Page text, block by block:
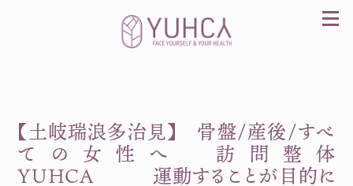
カラダを整え、習慣を変えて、心を前向きに。産
前産後訪問整体 YUHCA（ユウカ）
【土岐瑞浪多治見】 骨盤/産後/すべ
ての女性へ 訪問整体
YUHCA 運動することが目的に